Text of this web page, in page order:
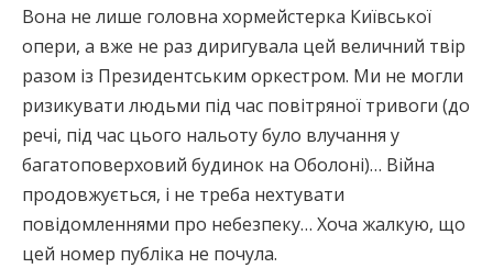
Вона не лише головна хормейстерка Київської
опери, а вже не раз диригувала цей величний твір
разом із Президентським оркестром. Ми не могли
ризикувати людьми під час повітряної тривоги (до
речі, під час цього нальоту було влучання у
багатоповерховий будинок на Оболоні)… Війна
продовжується, і не треба нехтувати
повідомленнями про небезпеку… Хоча жалкую, що
цей номер публіка не почула.